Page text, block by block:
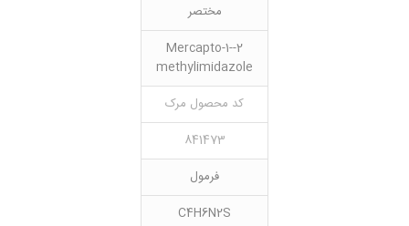
مختصر
2-Mercapto-1-
methylimidazole
کد محصول مرک
841473
فرمول
C4H6N2S